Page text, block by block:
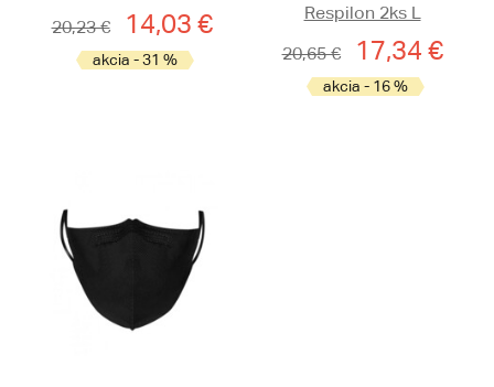
20,23 €
14,03 €
akcia - 31 %
Respilon 2ks L
20,65 €
17,34 €
akcia - 16 %